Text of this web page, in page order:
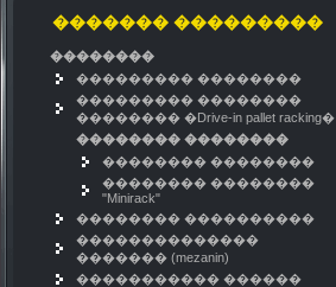
������� ���������
��������
��������� ��������
��������� ��������
�������� �Drive-in pallet racking�
�������� ��������
�������� ��������
�������� ��������
"Minirack"
�������� ����������
��������������
������� (mezanin)
����������� ������